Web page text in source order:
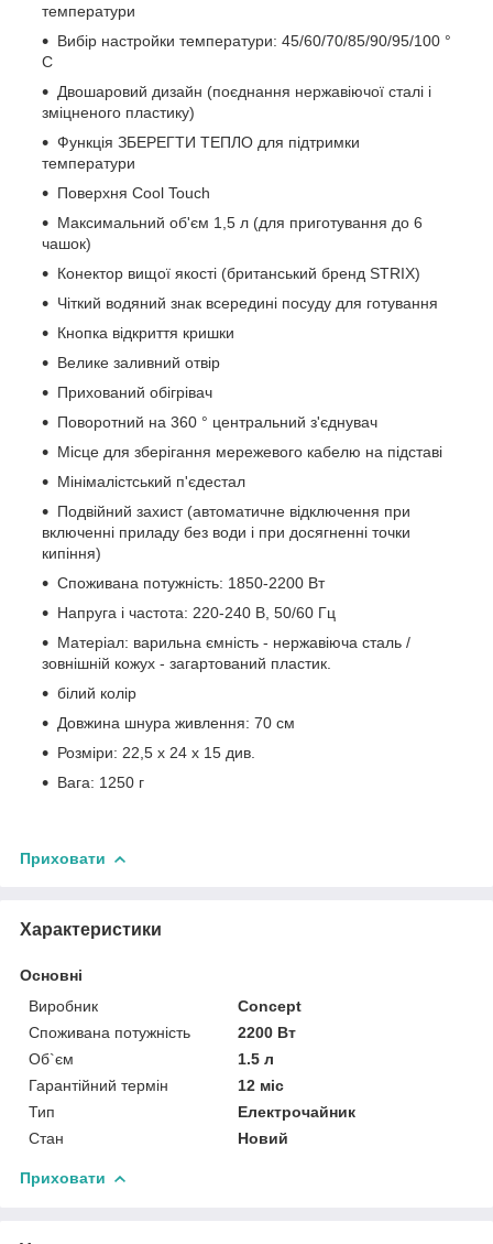
температури
Вибір настройки температури: 45/60/70/85/90/95/100 °
C
Двошаровий дизайн (поєднання нержавіючої сталі і
зміцненого пластику)
Функція ЗБЕРЕГТИ ТЕПЛО для підтримки
температури
Поверхня Cool Touch
Максимальний об'єм 1,5 л (для приготування до 6
чашок)
Конектор вищої якості (британський бренд STRIX)
Чіткий водяний знак всередині посуду для готування
Кнопка відкриття кришки
Велике заливний отвір
Прихований обігрівач
Поворотний на 360 ° центральний з'єднувач
Місце для зберігання мережевого кабелю на підставі
Мінімалістський п'єдестал
Подвійний захист (автоматичне відключення при
включенні приладу без води і при досягненні точки
кипіння)
Споживана потужність: 1850-2200 Вт
Напруга і частота: 220-240 В, 50/60 Гц
Матеріал: варильна ємність - нержавіюча сталь /
зовнішній кожух - загартований пластик.
білий колір
Довжина шнура живлення: 70 см
Розміри: 22,5 x 24 x 15 див.
Вага: 1250 г
Приховати
Характеристики
Основні
Виробник
Concept
Споживана потужність
2200 Вт
Об`єм
1.5 л
Гарантійний термін
12 міс
Тип
Електрочайник
Стан
Новий
Приховати